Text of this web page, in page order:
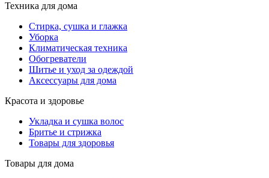
Техника для дома
Стирка, сушка и глажка
Уборка
Климатическая техника
Обогреватели
Шитье и уход за одеждой
Аксессуары для дома
Красота и здоровье
Укладка и сушка волос
Бритье и стрижка
Товары для здоровья
Товары для дома